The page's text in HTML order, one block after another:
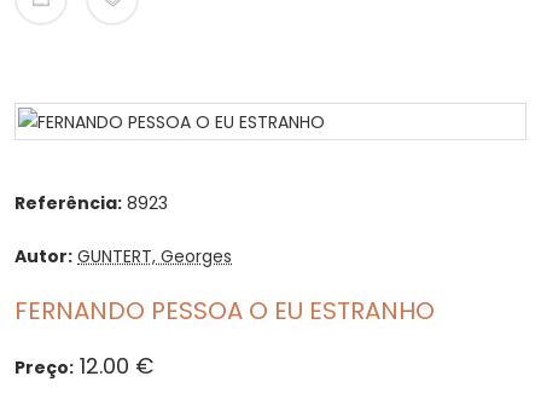
Referência: 8923
Autor: GUNTERT, Georges
FERNANDO PESSOA O EU ESTRANHO
Preço: 12.00 €